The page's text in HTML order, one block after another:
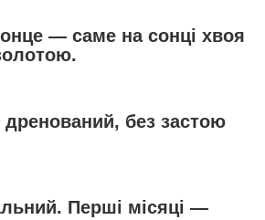
— саме на сонці хвоя
дренований, без застою
Перші місяці —